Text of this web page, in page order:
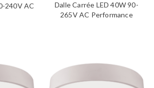
240V AC
Dalle Carrée LED 40W 90-
265V AC Performance